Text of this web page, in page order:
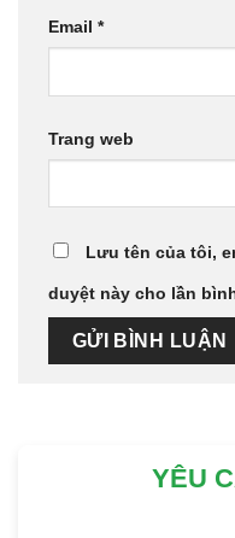
Email *
Trang web
Lưu tên của tôi,
duyệt này cho lần
YÊU